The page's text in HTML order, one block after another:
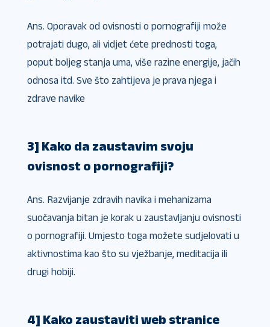
Ans. Oporavak od ovisnosti o pornografiji može
potrajati dugo, ali vidjet ćete prednosti toga,
poput boljeg stanja uma, više razine energije, jačih
odnosa itd. Sve što zahtijeva je prava njega i
zdrave navike
3] Kako da zaustavim svoju
ovisnost o pornografiji?
Ans. Razvijanje zdravih navika i mehanizama
suočavanja bitan je korak u zaustavljanju ovisnosti
o pornografiji. Umjesto toga možete sudjelovati u
aktivnostima kao što su vježbanje, meditacija ili
drugi hobiji.
4] Kako zaustaviti web stranice